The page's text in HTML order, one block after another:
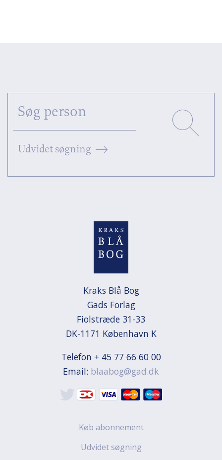
Udvidet søgning
Kraks Blå Bog
Gads Forlag
Fiolstræde 31-33
DK-1171 København K
Telefon + 45 77 66 60 00
Email: blaabog@gad.dk
Køb abonnement
Udvidet søgning